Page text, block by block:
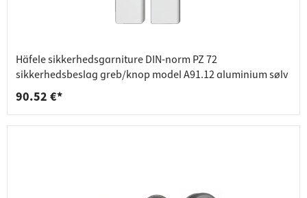
Häfele sikkerhedsgarniture DIN-norm PZ 72
sikkerhedsbeslag greb/knop model A91.12 aluminium sølv
90.52 €*